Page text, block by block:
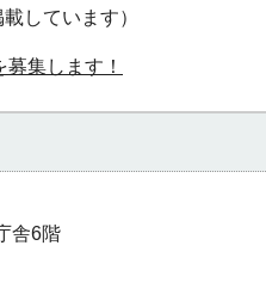
しています）
集します！
舎6階